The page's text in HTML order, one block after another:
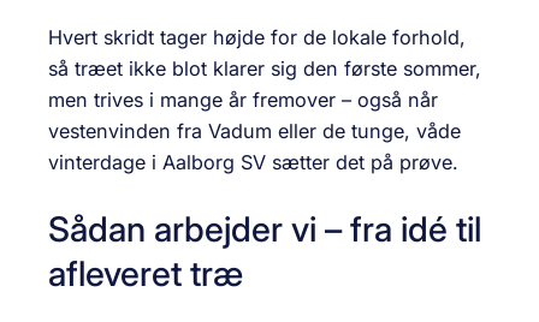
Hvert skridt tager højde for de lokale forhold,
så træet ikke blot klarer sig den første sommer,
men trives i mange år fremover – også når
vestenvinden fra Vadum eller de tunge, våde
vinterdage i Aalborg SV sætter det på prøve.
Sådan arbejder vi – fra idé til
afleveret træ